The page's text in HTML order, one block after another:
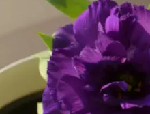
Для Фундамента:
Фундамента